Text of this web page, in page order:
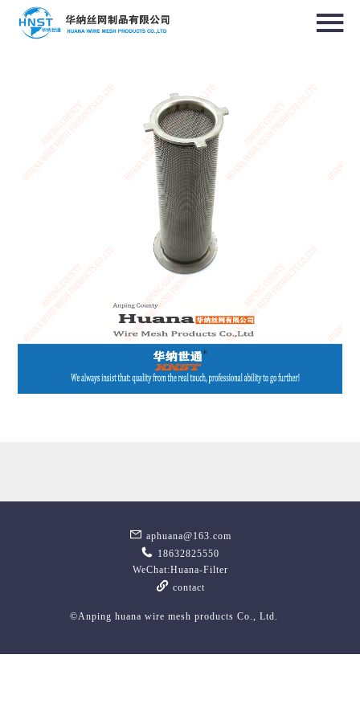
选择国家／地区
亚洲
中华人民共和国
Canada / English
©Anping huana wire mesh products Co., Ltd.
aphuana@163.com
18632825550
WeChat:Huana-Filter
contact